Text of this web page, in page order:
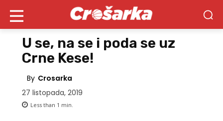
U se, na se i poda se uz
Crne Kese!
By Crosarka
27 listopada, 2019
Less than 1 min.